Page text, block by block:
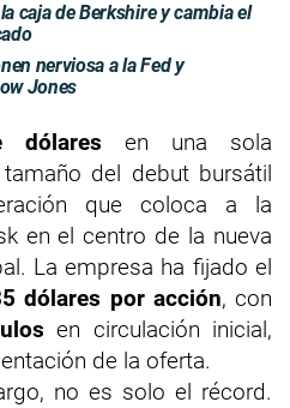
caja de Berkshire y cambia el
nerviosa a la Fed y
Jones
dólares en una sola
del debut bursátil
que coloca a la
en el centro de la nueva
La empresa ha fijado el
dólares por acción, con
en circulación inicial,
de la oferta.
no es solo el récord.